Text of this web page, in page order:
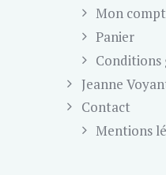
Mon
Panier
Conditions
Jeanne
Contact
Mentions